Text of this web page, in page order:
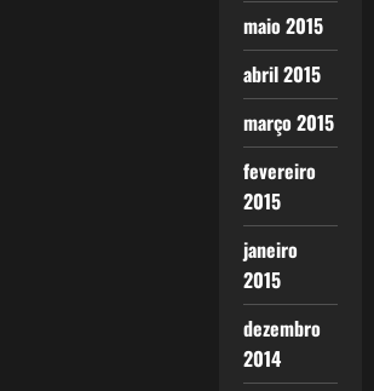
maio 2015
abril 2015
março 2015
fevereiro
2015
janeiro
2015
dezembro
2014